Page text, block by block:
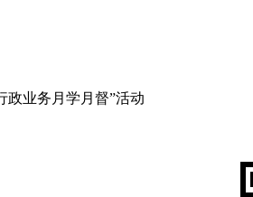
政业务月学月督”活动